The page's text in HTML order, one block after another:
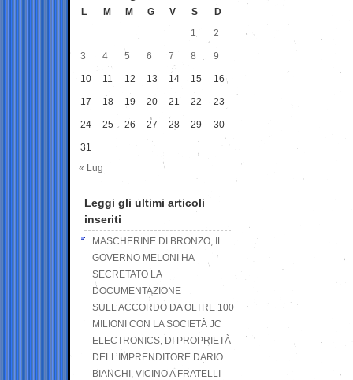
L M M G V S
D
1
2
3 4 5 6 7 8 9
10 11 12 13 14 15 16
17 18 19 20 21 22 23
24 25 26 27 28 29 30
31
« Lug
Leggi gli ultimi articoli
inseriti
MASCHERINE DI BRONZO, IL
GOVERNO MELONI HA
SECRETATO LA
DOCUMENTAZIONE
SULL’ACCORDO DA OLTRE 100
MILIONI CON LA SOCIETÀ JC
ELECTRONICS, DI PROPRIETÀ
DELL’IMPRENDITORE DARIO
BIANCHI, VICINO A FRATELLI